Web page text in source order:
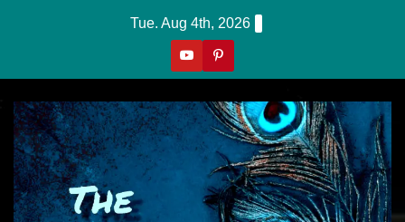
Tue. Aug 4th, 2026